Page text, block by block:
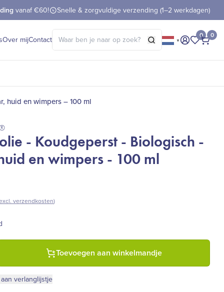
vanaf €60! Snelle & zorgvuldige verzending (1–2 werkdagen)
Over mijContact Zoeken naar: ▼ MijnMijn
0 0
huid en wimpers – 100 ml
- Koudgeperst - Biologisch -
en wimpers - 100 ml
verzendkosten)
- Castorolie - Koudgeperst - Biologisch - Haar, huid en
Toevoegen aan winkelmandje
verlanglijstje